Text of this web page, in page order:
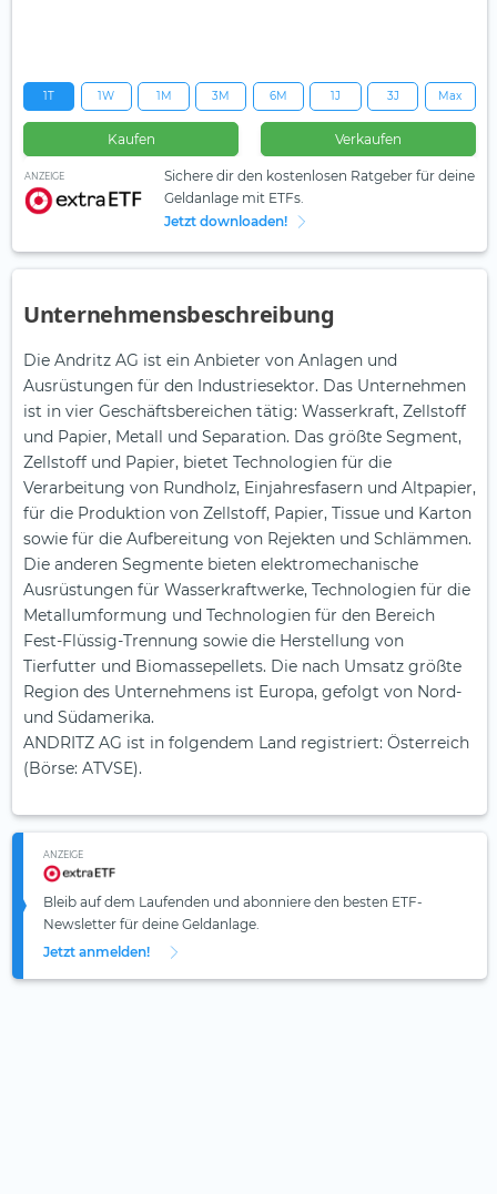
1T 1W 1M 3M 6M 1J 3J Max
Kaufen Verkaufen
ANZEIGE
Sichere dir den kostenlosen Ratgeber für deine
Geldanlage mit ETFs.
Jetzt downloaden!
Unternehmensbeschreibung
Die Andritz AG ist ein Anbieter von Anlagen und
Ausrüstungen für den Industriesektor. Das Unternehmen
ist in vier Geschäftsbereichen tätig: Wasserkraft, Zellstoff
und Papier, Metall und Separation. Das größte Segment,
Zellstoff und Papier, bietet Technologien für die
Verarbeitung von Rundholz, Einjahresfasern und Altpapier,
für die Produktion von Zellstoff, Papier, Tissue und Karton
sowie für die Aufbereitung von Rejekten und Schlämmen.
Die anderen Segmente bieten elektromechanische
Ausrüstungen für Wasserkraftwerke, Technologien für die
Metallumformung und Technologien für den Bereich
Fest-Flüssig-Trennung sowie die Herstellung von
Tierfutter und Biomassepellets. Die nach Umsatz größte
Region des Unternehmens ist Europa, gefolgt von Nord-
und Südamerika.
ANDRITZ AG ist in folgendem Land registriert: Österreich
(Börse: ATVSE).
ANZEIGE
Bleib auf dem Laufenden und abonniere den besten ETF-
Newsletter für deine Geldanlage.
Jetzt anmelden!